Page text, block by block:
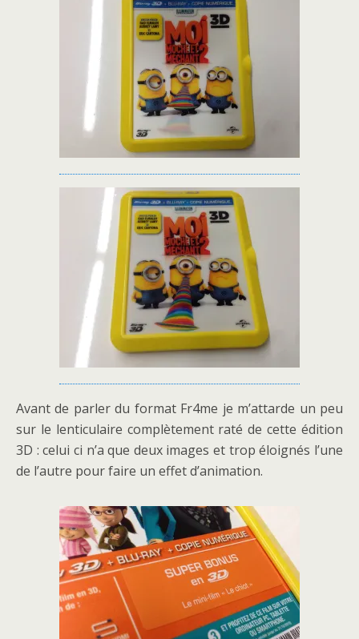
Avant de parler du format Fr4me je m’attarde un peu
sur le lenticulaire complètement raté de cette édition
3D : celui ci n’a que deux images et trop éloignés l’une
de l’autre pour faire un effet d’animation.